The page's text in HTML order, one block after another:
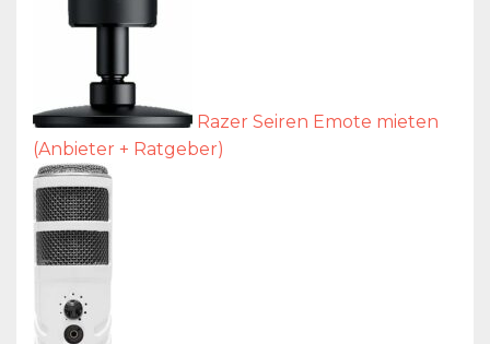
Razer Seiren Emote mieten
(Anbieter + Ratgeber)